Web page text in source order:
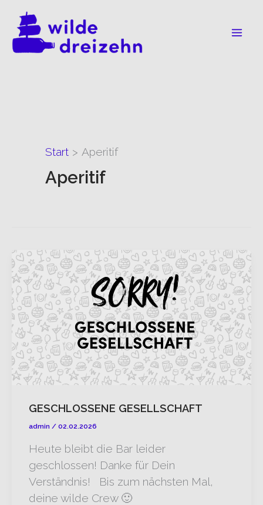
Inhalt
springen
Start Aperitif
Aperitif
GESCHLOSSENE GESELLSCHAFT
admin / 02.02.2026
Heute bleibt die Bar leider
geschlossen! Danke für Dein
Verständnis! Bis zum nächsten Mal,
deine wilde Crew 🙂